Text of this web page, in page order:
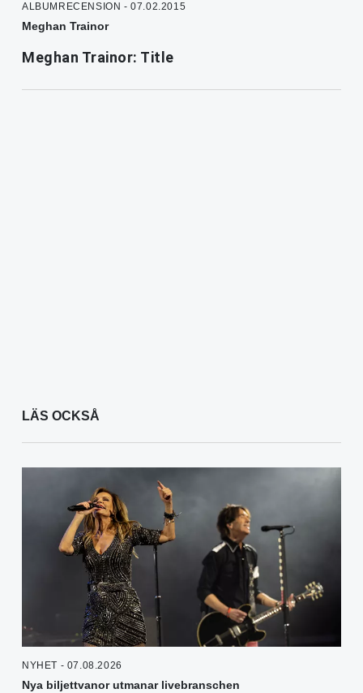
ALBUMRECENSION - 07.02.2015
Meghan Trainor
Meghan Trainor: Title
LÄS OCKSÅ
NYHET - 07.08.2026
Nya biljettvanor utmanar livebranschen